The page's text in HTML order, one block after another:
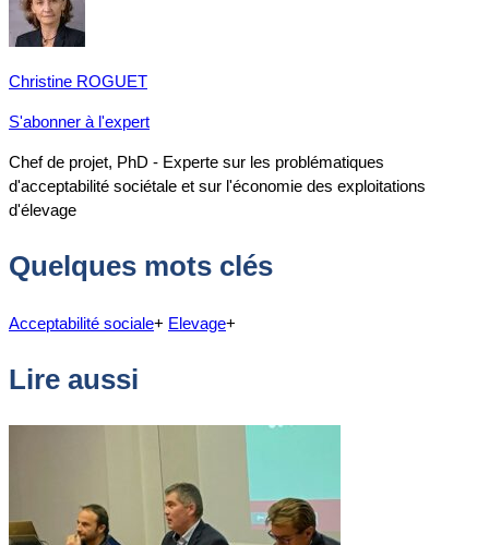
Christine ROGUET
S'abonner à l'expert
Chef de projet, PhD - Experte sur les problématiques
d'acceptabilité sociétale et sur l'économie des exploitations
d'élevage
Quelques mots clés
Acceptabilité sociale+ Elevage+
Lire aussi